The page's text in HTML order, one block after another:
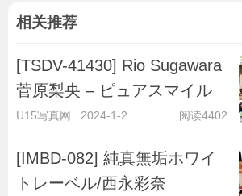
相关推荐
[TSDV-41430] Rio Sugawara
菅原梨央 – ピュアスマイル
U15写真网 2024-1-2 阅读4402
[IMBD-082] 純真無垢ホワイ
トレーベル/西永彩奈